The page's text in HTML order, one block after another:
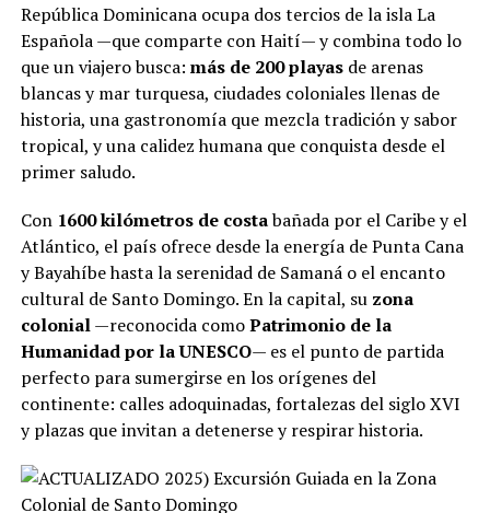
República Dominicana ocupa dos tercios de la isla La
Española —que comparte con Haití— y combina todo lo
que un viajero busca: más de 200 playasde arenas
blancas y mar turquesa, ciudades coloniales llenas de
historia, una gastronomía que mezcla tradición y sabor
tropical, y una calidez humana que conquista desde el
primer saludo.
Con 1600 kilómetros de costabañada por el Caribe y el
Atlántico, el país ofrece desde la energía de Punta Cana
y Bayahíbe hasta la serenidad de Samaná o el encanto
cultural de Santo Domingo. En la capital, su zona
colonial—reconocida comoPatrimonio de la
Humanidad por la UNESCO— es el punto de partida
perfecto para sumergirse en los orígenes del
continente: calles adoquinadas, fortalezas del siglo XVI
y plazas que invitan a detenerse y respirar historia.